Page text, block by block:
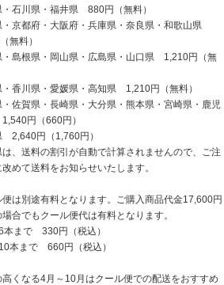
・石川県・福井県 880円（無料）
・京都府・大阪府・兵庫県・奈良県・和歌山県
無料）
・島根県・岡山県・広島県・山口県 1,210円（無
・香川県・愛媛県・高知県 1,210円（無料）
・佐賀県・長崎県・大分県・熊本県・宮崎県・鹿児
円（660円）
2,640円（1,760円）
は、送料の割引が自動で計算されませんので、ご注
めて送料をお知らせいたします。
便は別途有料となります。ご購入商品代金17,600円
場合でもクール便代は有料となります。
本まで 330円（税込）
本まで 660円（税込）
高くなる4月～10月はクール便での配送をおすすめ